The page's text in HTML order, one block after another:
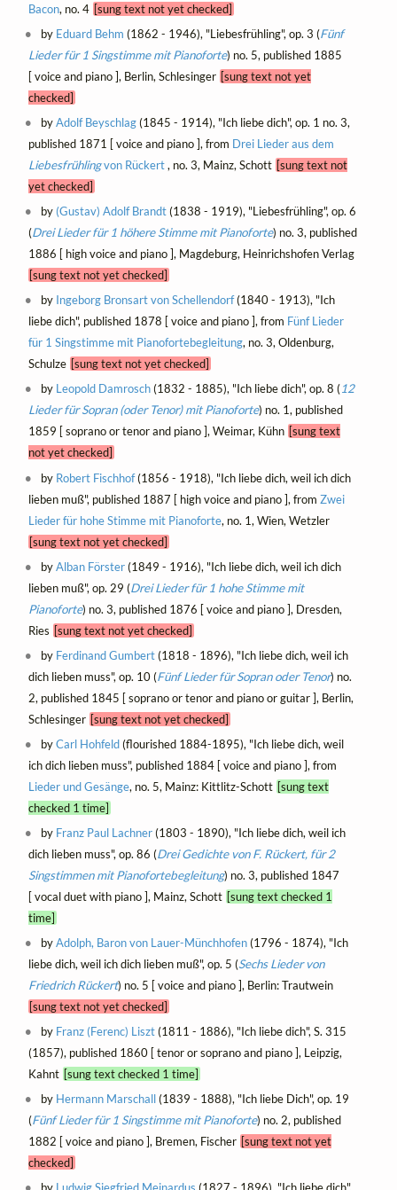
Bacon, no. 4 [sung text not yet checked]
by Eduard Behm (1862 - 1946), "Liebesfrühling", op. 3 (Fünf
Lieder für 1 Singstimme mit Pianoforte) no. 5, published 1885
[ voice and piano ], Berlin, Schlesinger [sung text not yet
checked]
byAdolf Beyschlag(1845 - 1914), "Ich liebe dich", op. 1 no. 3,
published 1871 [ voice and piano ], from Drei Lieder aus dem
Liebesfrühlingvon Rückert, no. 3, Mainz, Schott [sung text not
yet checked]
by (Gustav) Adolf Brandt(1838 - 1919), "Liebesfrühling", op. 6
(Drei Lieder für 1 höhere Stimme mit Pianoforte) no. 3, published
1886 [ high voice and piano ], Magdeburg, Heinrichshofen Verlag
[sung text not yet checked]
by Ingeborg Bronsart von Schellendorf(1840 - 1913), "Ich
liebe dich", published 1878 [ voice and piano ], from Fünf Lieder
für 1 Singstimme mit Pianofortebegleitung, no. 3, Oldenburg,
Schulze [sung text not yet checked]
by Leopold Damrosch(1832 - 1885), "Ich liebe dich", op. 8 (12
Lieder für Sopran (oder Tenor) mit Pianoforte) no. 1, published
1859 [ soprano or tenor and piano ], Weimar, Kühn [sung text
not yet checked]
by Robert Fischhof(1856 - 1918), "Ich liebe dich, weil ich dich
lieben muß", published 1887 [ high voice and piano ], from Zwei
Lieder für hohe Stimme mit Pianoforte, no. 1, Wien, Wetzler
[sung text not yet checked]
byAlban Förster(1849 - 1916), "Ich liebe dich, weil ich dich
lieben muß", op. 29 (Drei Lieder für 1 hohe Stimme mit
Pianoforte) no. 3, published 1876 [ voice and piano ], Dresden,
Ries [sung text not yet checked]
by Ferdinand Gumbert(1818 - 1896), "Ich liebe dich, weil ich
dich lieben muss", op. 10 (Fünf Lieder für Sopran oder Tenor) no.
2, published 1845 [ soprano or tenor and piano or guitar ], Berlin,
Schlesinger [sung text not yet checked]
byCarl Hohfeld(flourished 1884-1895), "Ich liebe dich, weil
ich dich lieben muss", published 1884 [ voice and piano ], from
Lieder und Gesänge, no. 5, Mainz: Kittlitz-Schott [sung text
checked 1 time]
by Franz Paul Lachner(1803 - 1890), "Ich liebe dich, weil ich
dich lieben muss", op. 86 (Drei Gedichte von F. Rückert, für 2
Singstimmen mit Pianofortebegleitung) no. 3, published 1847
[ vocal duet with piano ], Mainz, Schott [sung text checked 1
time]
byAdolph, Baron von Lauer-Münchhofen(1796 - 1874), "Ich
liebe dich, weil ich dich lieben muß", op. 5 (Sechs Lieder von
Friedrich Rückert) no. 5 [ voice and piano ], Berlin: Trautwein
[sung text not yet checked]
by Franz (Ferenc) Liszt(1811 - 1886), "Ich liebe dich", S. 315
(1857), published 1860 [ tenor or soprano and piano ], Leipzig,
Kahnt [sung text checked 1 time]
by Hermann Marschall(1839 - 1888), "Ich liebe Dich", op. 19
(Fünf Lieder für 1 Singstimme mit Pianoforte) no. 2, published
1882 [ voice and piano ], Bremen, Fischer [sung text not yet
checked]